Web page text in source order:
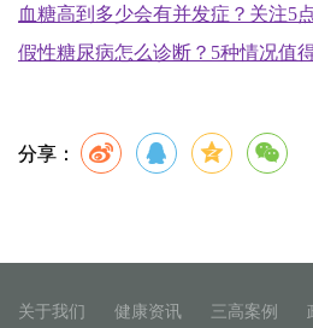
血糖高到多少会有并发症？关注5
假性糖尿病怎么诊断？5种情况值
分享：
关于我们 健康资讯 三高案例